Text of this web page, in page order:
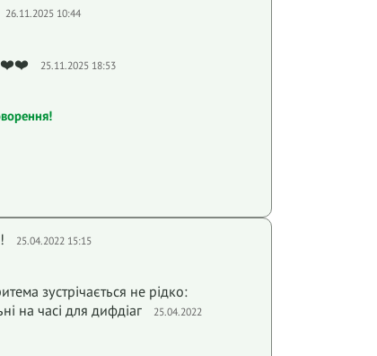
26.11.2025 10:44
25.11.2025 18:53
25.04.2022 15:15
зустрічається не рідко:
на часі для дифдіаг
25.04.2022